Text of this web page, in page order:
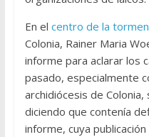
En el centro de la
Colonia, Rainer Maria
informe para aclarar los
pasado, especialmente
archidiócesis de
diciendo que contenía
informe, cuya